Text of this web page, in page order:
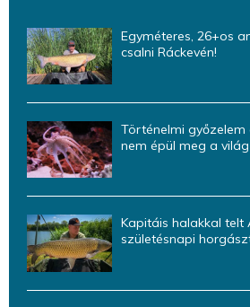
Egyméteres, 26+os
csalni Ráckevén!
Történelmi
nem épül meg a
Kapitáis halakkal telt
születésnapi